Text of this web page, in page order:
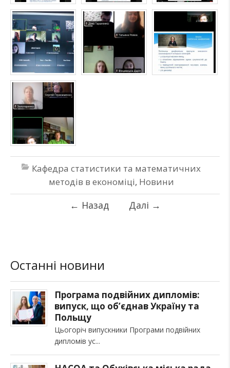
Кафедра статистики та математичних
методів в економіці, Новини
← Назад Далі →
Останні новини
Програма подвійних дипломів:
випуск, що об’єднав Україну та
Польщу
Цьогоріч випускники Програми подвійних
дипломів ус